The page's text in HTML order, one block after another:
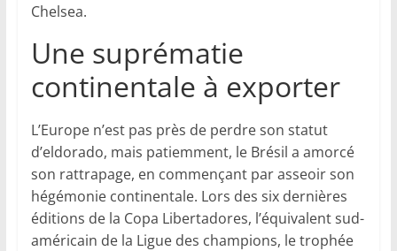
Chelsea.
Une suprématie
continentale à exporter
L’Europe n’est pas près de perdre son statut
d’eldorado, mais patiemment, le Brésil a amorcé
son rattrapage, en commençant par asseoir son
hégémonie continentale. Lors des six dernières
éditions de la Copa Libertadores, l’équivalent sud-
américain de la Ligue des champions, le trophée